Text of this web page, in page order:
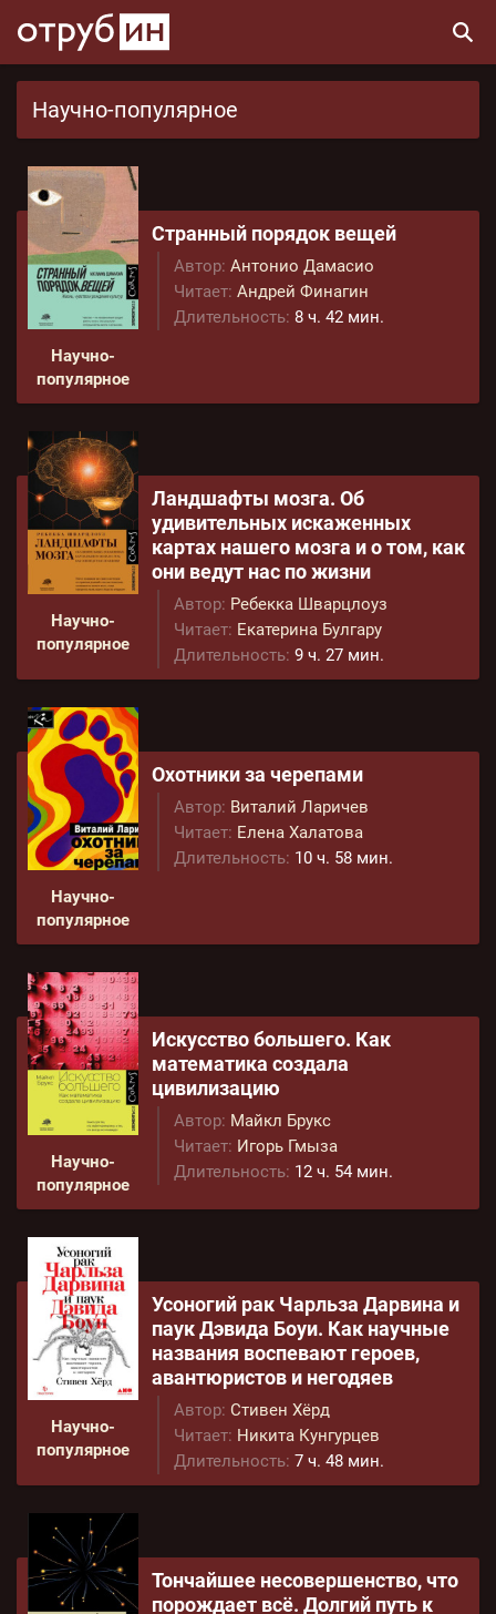
Научно-популярное
Научно-
популярное
Странный порядок вещей
Автор: Антонио Дамасио
Читает: Андрей Финагин
Длительность: 8 ч. 42 мин.
Научно-
популярное
Ландшафты мозга. Об
удивительных искаженных
картах нашего мозга и о том, как
они ведут нас по жизни
Автор: Ребекка Шварцлоуз
Читает: Екатерина Булгару
Длительность: 9 ч. 27 мин.
Научно-
популярное
Охотники за черепами
Автор: Виталий Ларичев
Читает: Елена Халатова
Длительность: 10 ч. 58 мин.
Научно-
популярное
Искусство большего. Как
математика создала
цивилизацию
Автор: Майкл Брукс
Читает: Игорь Гмыза
Длительность: 12 ч. 54 мин.
Научно-
популярное
Усоногий рак Чарльза Дарвина и
паук Дэвида Боуи. Как научные
названия воспевают героев,
авантюристов и негодяев
Автор: Стивен Хёрд
Читает: Никита Кунгурцев
Длительность: 7 ч. 48 мин.
Тончайшее несовершенство, что
порождает всё. Долгий путь к